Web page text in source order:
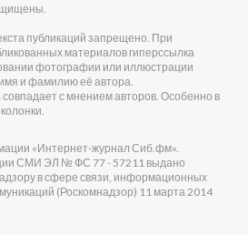
публикаций запрещено. При
материалов гиперссылка
фотографии или иллюстрации
и фамилию её автора.
с мнением авторов. Особенно в
«Интернет-журнал Сиб.фм».
СМИ ЭЛ № ФС 77 - 57211 выдано
в сфере связи, информационных
(Роскомнадзор) 11 марта 2014